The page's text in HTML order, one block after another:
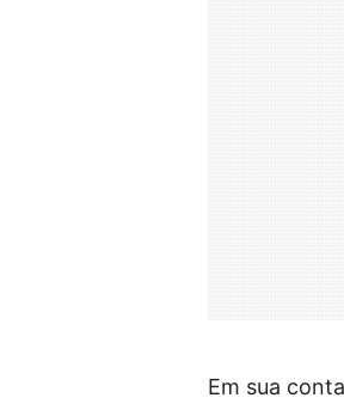
Em sua